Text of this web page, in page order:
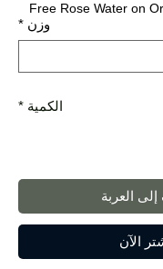
Free Rose Water on
وزن *
الكمية *
العربة
الآن